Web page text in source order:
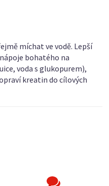
míchat ve vodě. Lepší
bohatého na
voda s glukopurem),
kreatin do cílových